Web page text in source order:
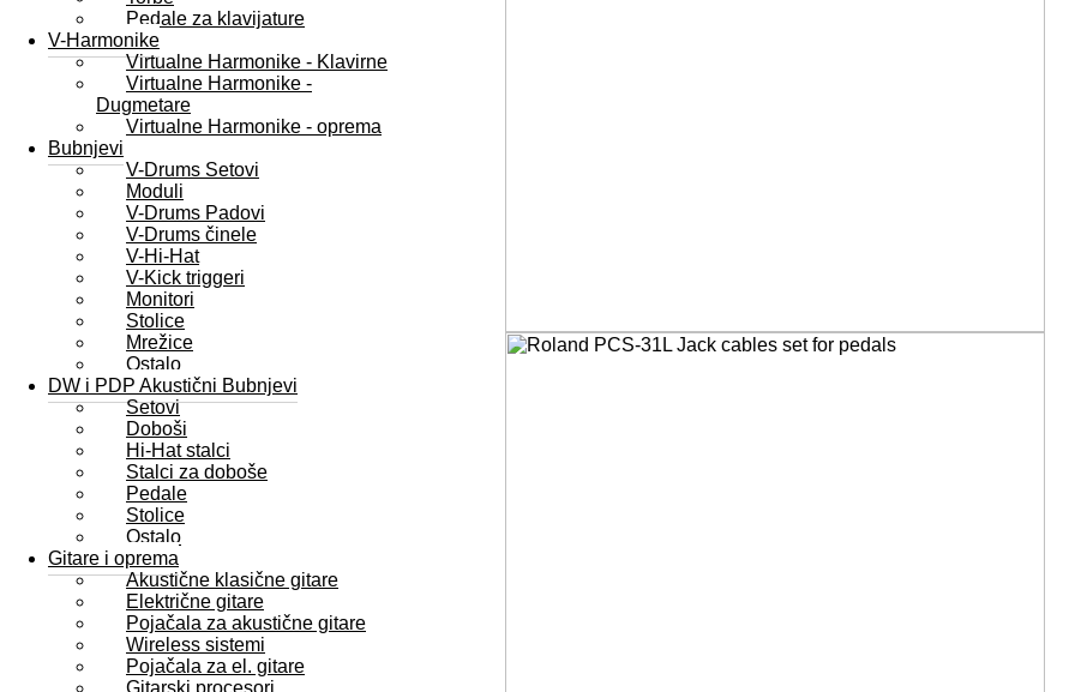
Pedale za klavijature
V-Harmonike
Virtualne Harmonike - Klavirne
Virtualne Harmonike -
Dugmetare
Virtualne Harmonike - oprema
Bubnjevi
V-Drums Setovi
Moduli
V-Drums Padovi
V-Drums činele
V-Hi-Hat
V-Kick triggeri
Monitori
Stolice
Mrežice
Ostalo
DW i PDP Akustični Bubnjevi
Setovi
Doboši
Hi-Hat stalci
Stalci za doboše
Pedale
Stolice
Ostalo
Gitare i oprema
Akustične klasične gitare
Električne gitare
Pojačala za akustične gitare
Wireless sistemi
Pojačala za el. gitare
Gitarski procesori